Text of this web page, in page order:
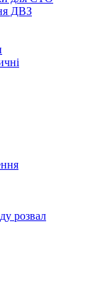
ДВЗ
розвал